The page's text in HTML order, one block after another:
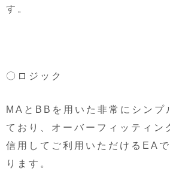
す。
〇ロジック
MAとBBを用いた非常にシンプ
ており、オーバーフィッティン
信用してご利用いただけるEA
ります。